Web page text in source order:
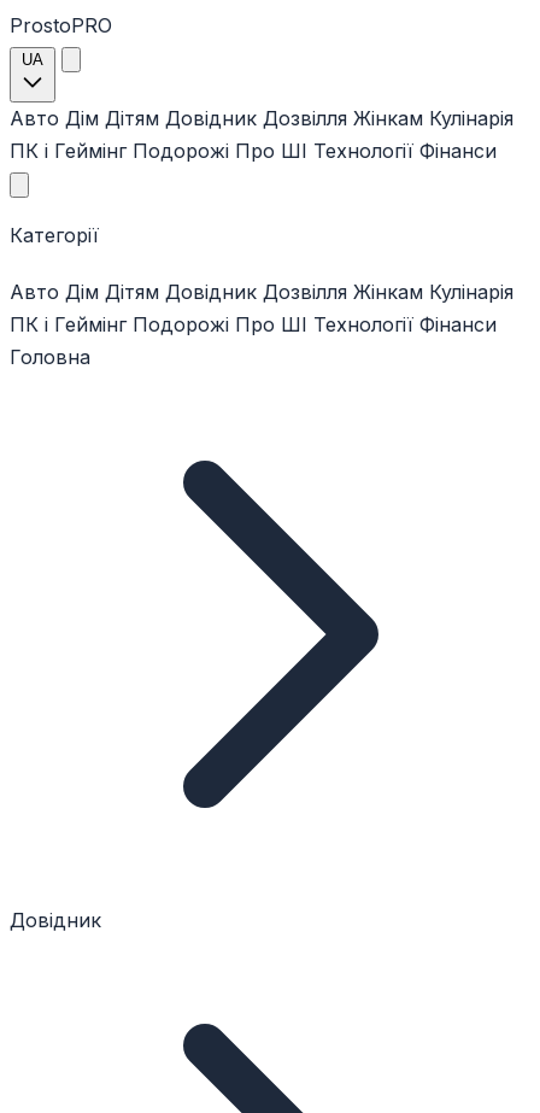
ProstoPRO
UA
Авто Дім Дітям Довідник Дозвілля Жінкам Кулінарія
ПК і Геймінг Подорожі Про ШІ Технології Фінанси
Категорії
Авто Дім Дітям Довідник Дозвілля Жінкам Кулінарія
ПК і Геймінг Подорожі Про ШІ Технології Фінанси
Головна
Довідник